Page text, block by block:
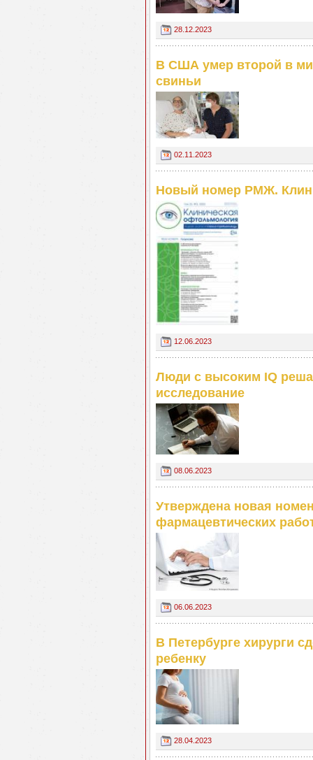
28.12.2023
В США умер второй в
свиньи
02.11.2023
Новый номер РМЖ.
12.06.2023
Люди с высоким IQ
исследование
08.06.2023
Утверждена новая
фармацевтических
06.06.2023
В Петербурге хирурги
ребенку
28.04.2023